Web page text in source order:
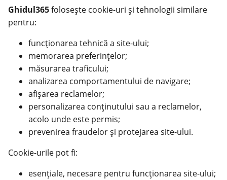
Ghidul365folosește cookie-uri și tehnologii similare
pentru:
funcționarea tehnică a site-ului;
memorarea preferințelor;
măsurarea traficului;
analizarea comportamentului de navigare;
afișarea reclamelor;
personalizarea conținutului sau a reclamelor,
acolo unde este permis;
prevenirea fraudelor și protejarea site-ului.
Cookie-urile pot fi:
esențiale, necesare pentru funcționarea site-ului;